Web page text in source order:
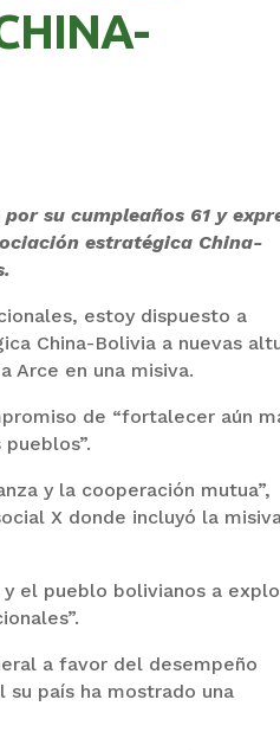
su cumpleaños 61 y
estratégica China-
estoy dispuesto a
China-Bolivia a nuevas
Arce en una misiva.
de “fortalecer aún
y la cooperación mutua”,
X donde incluyó la
el pueblo bolivianos a
a favor del desempeño
país ha mostrado una